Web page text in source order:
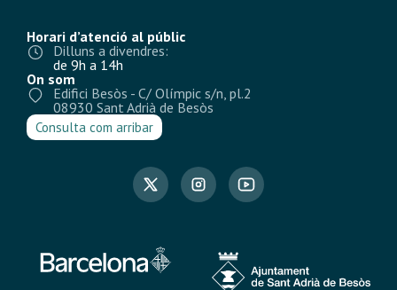
Horari d’atenció al públic
Dilluns a divendres:
de 9h a 14h
On som
Edifici Besòs - C/ Olímpic s/n, pl.2
08930 Sant Adrià de Besòs
Consulta com arribar